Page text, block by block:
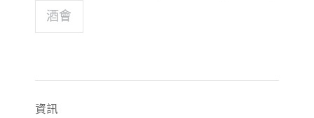
酒會
資訊